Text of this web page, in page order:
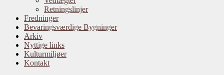
Retningslinjer
Fredninger
Bevaringsværdige Bygninger
Arkiv
Nyttige links
Kulturmiljøer
Kontakt